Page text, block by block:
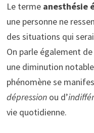
Le terme anesthésie
une personne ne
des situations qui
On parle également de
une diminution
phénomène se
dépressionou d’
vie quotidienne.